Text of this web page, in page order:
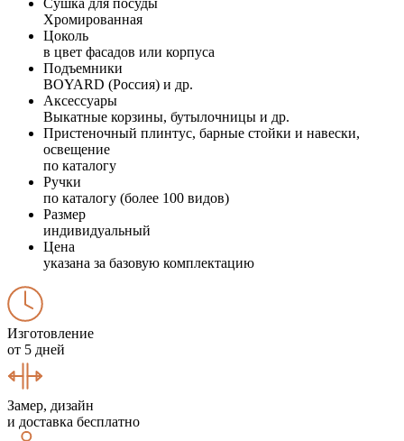
Хромированная
Цоколь
в цвет фасадов или корпуса
Подъемники
BOYARD (Россия) и др.
Аксессуары
Выкатные корзины, бутылочницы и др.
Пристеночный плинтус, барные стойки и навески,
освещение
по каталогу
Ручки
по каталогу (более 100 видов)
Размер
индивидуальный
Цена
указана за базовую комплектацию
Изготовление
от 5 дней
Замер, дизайн
и доставка бесплатно